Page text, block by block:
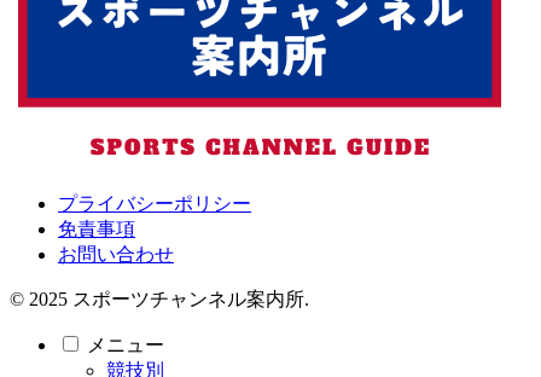
プライバシーポリシー
免責事項
お問い合わせ
© 2025 スポーツチャンネル案内所.
メニュー
競技別